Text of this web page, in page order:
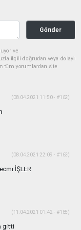
Gönder
ve
ilgili doğrudan veya dolaylı
tüm yorumlardan site
(08.04.2021 11:50 - #162)
(08.04.2021 22:09 - #163)
İŞLER
(11.04.2021 01:42 - #165)
gitti